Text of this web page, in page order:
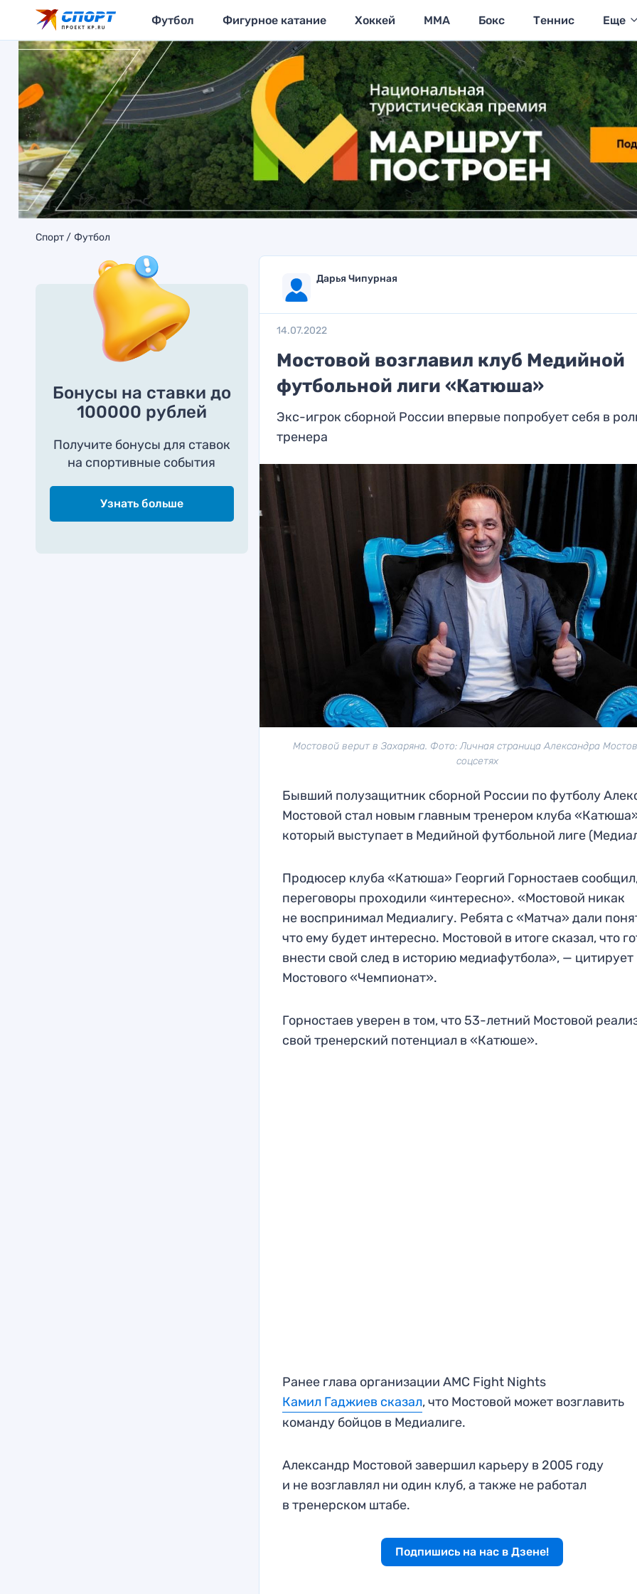
Футбол Фигурное катание Хоккей MMA Бокс Теннис Еще
Спорт Футбол
Бонусы на ставки до
100000 рублей
Получите бонусы для ставок
на спортивные события
Узнать больше
Дарья Чипурная
14.07.2022
Мостовой возглавил клуб Медийной
футбольной лиги «Катюша»
Экс-игрок сборной России впервые попробует себя в
тренера
Мостовой верит в Захаряна. Фото: Личная страница Александра
соцсетях
Бывший полузащитник сборной России по футболу
Мостовой стал новым главным тренером клуба
который выступает в Медийной футбольной лиге
Продюсер клуба «Катюша» Георгий Горностаев
переговоры проходили «интересно». «Мостовой никак
не воспринимал Медиалигу. Ребята с «Матча» дали
что ему будет интересно. Мостовой в итоге сказал, что
внести свой след в историю медиафутбола», — цитирует
Мостового «Чемпионат».
Горностаев уверен в том, что 53-летний Мостовой
свой тренерский потенциал в «Катюше».
Ранее глава организации AMC Fight Nights
Камил Гаджиев сказал, что Мостовой может возглавить
команду бойцов в Медиалиге.
Александр Мостовой завершил карьеру в 2005 году
и не возглавлял ни один клуб, а также не работал
в тренерском штабе.
Подпишись на нас в Дзене!